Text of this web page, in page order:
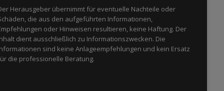
Herausgeber übernimmt für eventuelle Nachteile oder
die aus den aufgeführten Informationen,
oder Hinweisen resultieren, keine Haftung. Der
dient ausschließlich zu Informationszwecken. Die
sind keine Anlageempfehlungen und kein Ersatz
die professionelle Beratung.